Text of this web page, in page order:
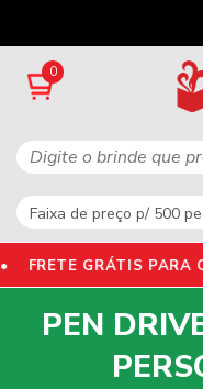
0
FRETE GRÁTIS
PEN